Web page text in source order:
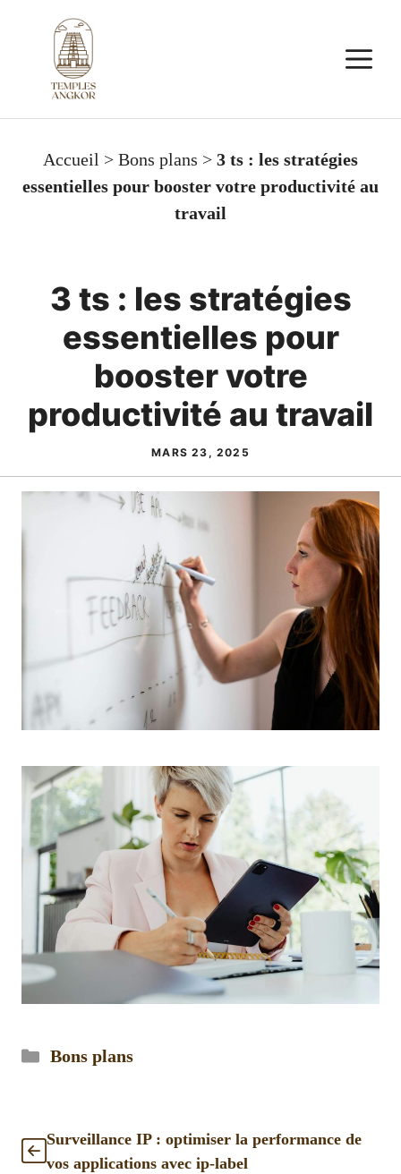
contenu
Accueil > Bons plans > 3 ts : les stratégies
essentielles pour booster votre productivité au
travail
3 ts : les stratégies
essentielles pour
booster votre
productivité au travail
MARS 23, 2025
Catégories
Bons plans
Surveillance IP : optimiser la performance de
vos applications avec ip-label